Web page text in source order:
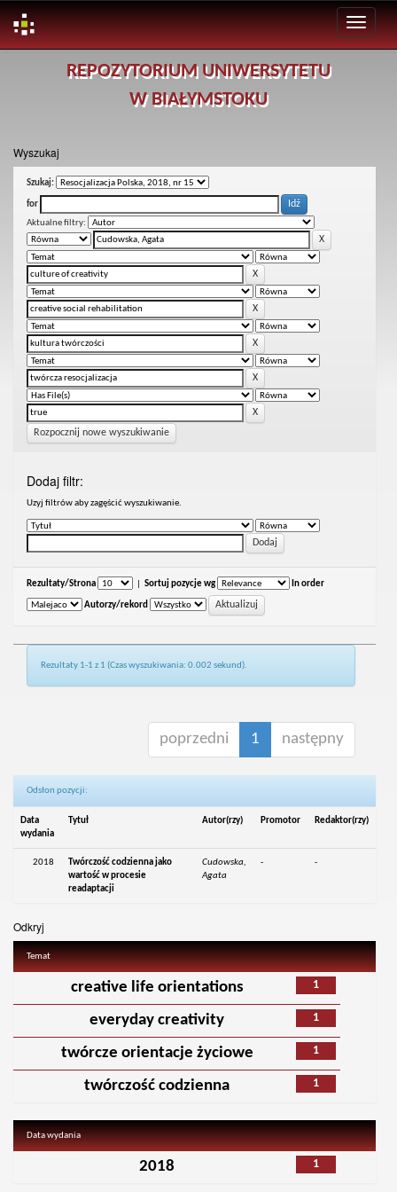
REPOZYTORIUM UNIWERSYTETU
W BIAŁYMSTOKU
Wyszukaj
Szukaj:
for
Aktualne filtry:
Rozpocznij nowe wyszukiwanie
Dodaj filtr:
Uzyj filtrów aby zagęścić wyszukiwanie.
Rezultaty/Strona Sortuj pozycje wg In order
Autorzy/rekord
Rezultaty 1-1 z 1 (Czas wyszukiwania: 0.002 sekund).
poprzedni 1 następny
Odsłon pozycji:
Data
wydania
Tytuł Autor(rzy) Promotor Redaktor(rzy)
2018
Twórczość codzienna jako
wartość w procesie
readaptacji
Cudowska,
Agata
- -
Odkryj
Temat
1
creative life orientations
1
everyday creativity
1
twórcze orientacje życiowe
1
twórczość codzienna
Data wydania
1
2018